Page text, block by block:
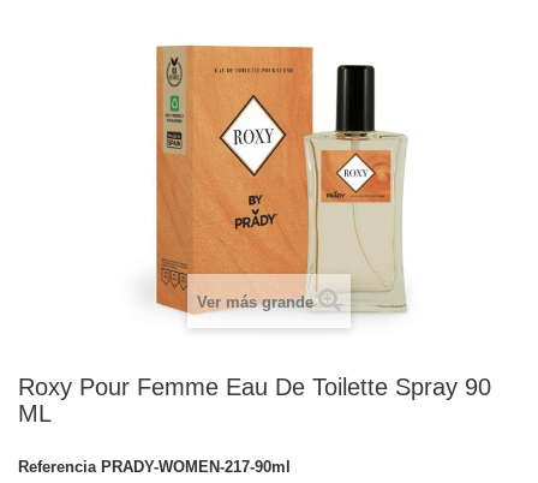
Ver más grande
Roxy Pour Femme Eau De Toilette Spray 90
ML
Referencia PRADY-WOMEN-217-90ml